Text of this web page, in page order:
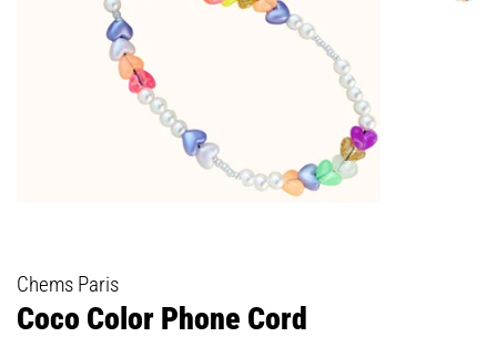
Chems Paris
Coco Color Phone Cord